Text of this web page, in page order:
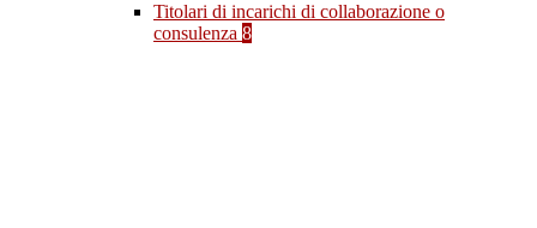
Titolari di incarichi di collaborazione o
consulenza 8